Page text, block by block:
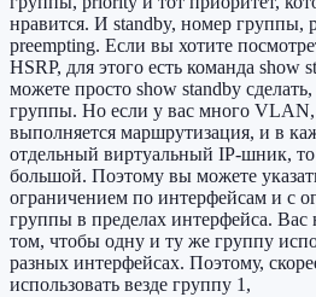
нравится. И standby, номер группы,
preempting. Если вы хотите
HSRP, для этого есть команда show
можете просто show standby
группы. Но если у вас много
выполняется маршрутизация, и в
отдельный виртуальный IP-шник,
большой. Поэтому вы можете
ограничением по интерфейсам и с
группы в пределах интерфейса. Вас
том, чтобы одну и ту же группу
разных интерфейсах. Поэтому,
использовать везде группу 1,